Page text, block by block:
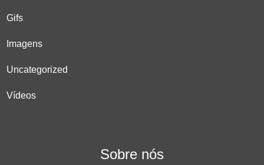
Gifs
Imagens
Uncategorized
Vídeos
Sobre nós